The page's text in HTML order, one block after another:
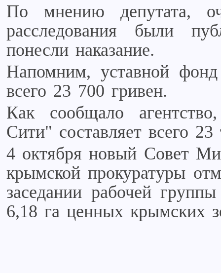
По мнению депутата,
расследования были
понесли наказание.
Напомним, уставной
всего 23 700 гривен.
Как сообщало
Сити" составляет всего
4 октября новый Совет
крымской прокуратуры
заседании рабочей
6,18 га ценных